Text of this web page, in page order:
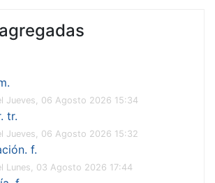
Jueves, 06 Agosto 2026 15:34
tr.
Jueves, 06 Agosto 2026 15:32
f.
Lunes, 03 Agosto 2026 17:44